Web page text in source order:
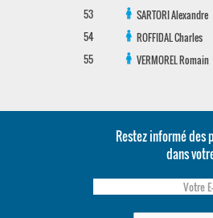
53
SARTORIAlexandre
54
ROFFIDALCharles
55
VERMORELRomain
Restez informé des
dans